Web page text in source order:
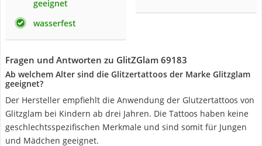
geeignet
wasserfest
Fragen und Antworten zu GlitZGlam 69183
Ab welchem Alter sind die Glitzertattoos der Marke Glitzglam
geeignet?
Der Hersteller empfiehlt die Anwendung der Glutzertattoos von
Glitzglam bei Kindern ab drei Jahren. Die Tattoos haben keine
geschlechtsspezifischen Merkmale und sind somit für Jungen
und Mädchen geeignet.